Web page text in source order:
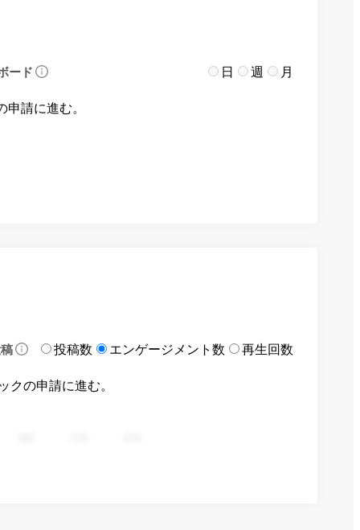
ード 日 週 月
請に進む。
投稿数 エンゲージメント数 再生回数
の申請に進む。